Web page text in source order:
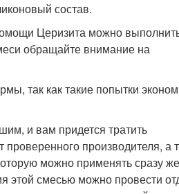
состав.
Церизита можно
обращайте внимание на
так как такие попытки
и вам придется тратить
производителя, а
можно применять сразу
смесью можно провести